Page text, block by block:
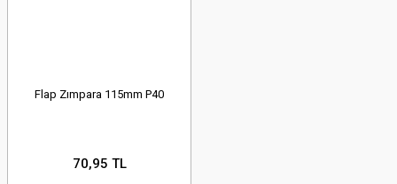
Flap Zımpara 115mm P40
70,95 TL